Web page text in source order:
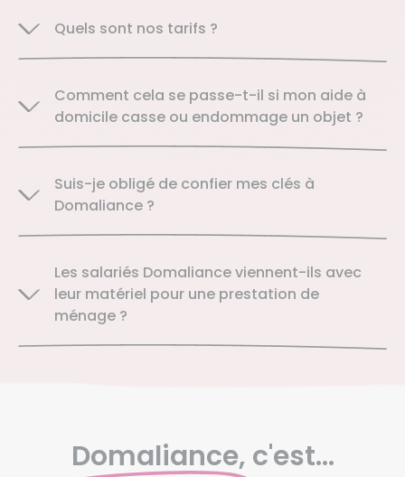
Quels sont nos tarifs ?
Comment cela se passe-t-il si mon aide à
domicile casse ou endommage un objet ?
Suis-je obligé de confier mes clés à
Domaliance ?
Les salariés Domaliance viennent-ils avec
leur matériel pour une prestation de
ménage ?
Domaliance, c'est...